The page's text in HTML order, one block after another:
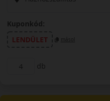
Kuponkód:
LENDÜLET
másol
db